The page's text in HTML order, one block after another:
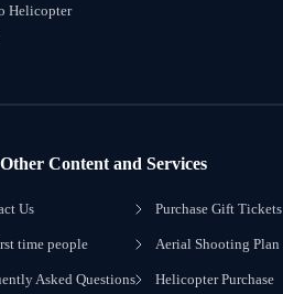
Helicopter
Content and Services
Us
time people
Asked Questions
Purchase Gift Tickets
Aerial Shooting Plan
Helicopter Purchase